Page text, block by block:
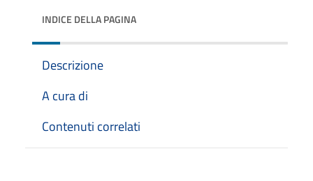
INDICE DELLA PAGINA
Descrizione
A cura di
Contenuti correlati